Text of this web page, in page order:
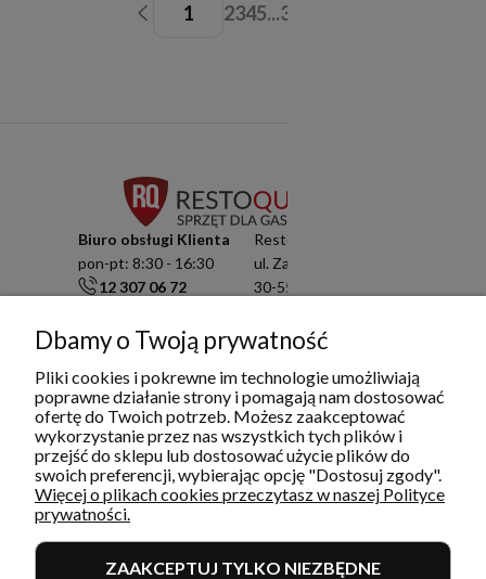
1 2345...32
Biuro obsługi Klienta
pon-pt: 8:30 - 16:30
12 307 06 72
info@restoquality.pl
Serwis
pon-pt: 8:30 - 16:30
577 609 633
serwis@restoquality.pl
Resto Quality Sp. z o.o.
ul. Zamknięta 10/1.5
30-554 Kraków
KRS: 0000511822
INFORMACJE
Dbamy o Twoją prywatność
Pliki cookies i pokrewne im technologie umożliwiają
poprawne działanie strony i pomagają nam dostosować
ofertę do Twoich potrzeb. Możesz zaakceptować
wykorzystanie przez nas wszystkich tych plików i
przejść do sklepu lub dostosować użycie plików do
swoich preferencji, wybierając opcję "Dostosuj zgody".
Więcej o plikach cookies przeczytasz w naszej Polityce
prywatności.
ZAAKCEPTUJ TYLKO NIEZBĘDNE